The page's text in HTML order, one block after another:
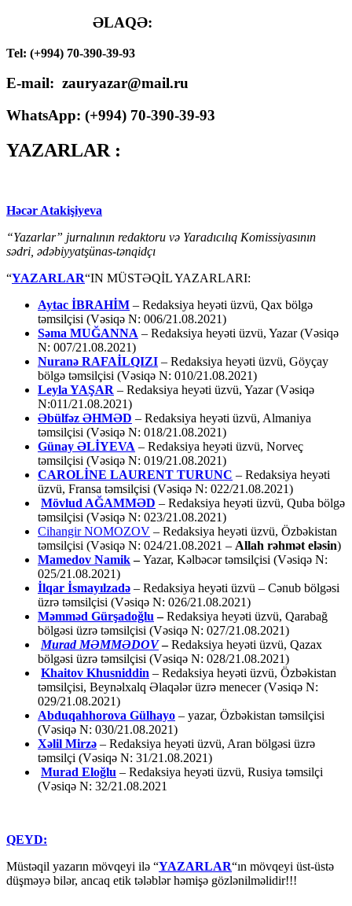
ƏLAQƏ:
Tel: (+994) 70-390-39-93
E-mail: zauryazar@mail.ru
WhatsApp: (+994) 70-390-39-93
YAZARLAR :
Həcər Atakişiyeva
“Yazarlar” jurnalının redaktoru və Yaradıcılıq Komissiyasının
sədri, ədəbiyyatşünas-tənqidçı
“YAZARLAR“IN MÜSTƏQİL YAZARLARI:
Aytac İBRAHİM – Redaksiya heyəti üzvü, Qax bölgə
təmsilçisi (Vəsiqə N: 006/21.08.2021)
Səma MUĞANNA – Redaksiya heyəti üzvü, Yazar (Vəsiqə
N: 007/21.08.2021)
Nuranə RAFAİLQIZI – Redaksiya heyəti üzvü, Göyçay
bölgə təmsilçisi (Vəsiqə N: 010/21.08.2021)
Leyla YAŞAR – Redaksiya heyəti üzvü, Yazar (Vəsiqə
N:011/21.08.2021)
Əbülfəz ƏHMƏD – Redaksiya heyəti üzvü, Almaniya
təmsilçisi (Vəsiqə N: 018/21.08.2021)
Günay ƏLİYEVA – Redaksiya heyəti üzvü, Norveç
təmsilçisi (Vəsiqə N: 019/21.08.2021)
CAROLİNE LAURENT TURUNC – Redaksiya heyəti
üzvü, Fransa təmsilçisi (Vəsiqə N: 022/21.08.2021)
Mövlud AĞAMMƏD – Redaksiya heyəti üzvü, Quba bölgə
təmsilçisi (Vəsiqə N: 023/21.08.2021)
Cihangir NOMOZOV – Redaksiya heyəti üzvü, Özbəkistan
təmsilçisi (Vəsiqə N: 024/21.08.2021 – Allah rəhmət eləsin)
Mamedov Namik–Yazar, Kəlbəcər təmsilçisi (Vəsiqə N:
025/21.08.2021)
İlqar İsmayılzadə – Redaksiya heyəti üzvü – Cənub bölgəsi
üzrə təmsilçisi (Vəsiqə N: 026/21.08.2021)
Məmməd Gürşadoğlu –Redaksiya heyəti üzvü, Qarabağ
bölgəsi üzrə təmsilçisi (Vəsiqə N: 027/21.08.2021)
Murad MƏMMƏDOV –Redaksiya heyəti üzvü, Qazax
bölgəsi üzrə təmsilçisi (Vəsiqə N: 028/21.08.2021)
Khaitov Khusniddin – Redaksiya heyəti üzvü, Özbəkistan
təmsilçisi, Beynəlxalq Əlaqələr üzrə menecer (Vəsiqə N:
029/21.08.2021)
Abduqahhorova Gülhayo – yazar, Özbəkistan təmsilçisi
(Vəsiqə N: 030/21.08.2021)
Xəlil Mirzə – Redaksiya heyəti üzvü, Aran bölgəsi üzrə
təmsilçi (Vəsiqə N: 31/21.08.2021)
Murad Eloğlu – Redaksiya heyəti üzvü, Rusiya təmsilçi
(Vəsiqə N: 32/21.08.2021
QEYD:
Müstəqil yazarın mövqeyi ilə “YAZARLAR“ın mövqeyi üst-üstə
düşməyə bilər, ancaq etik tələblər həmişə gözlənilməlidir!!!